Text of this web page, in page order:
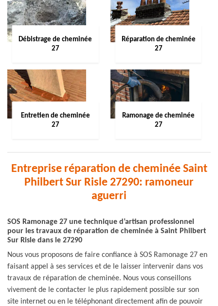
Débistrage de cheminée
27
Réparation de cheminée
27
Entretien de cheminée
27
Ramonage de cheminée
27
Entreprise réparation de cheminée Saint
Philbert Sur Risle 27290: ramoneur
aguerri
SOS Ramonage 27 une technique d’artisan professionnel
pour les travaux de réparation de cheminée à Saint Philbert
Sur Risle dans le 27290
Nous vous proposons de faire confiance à SOS Ramonage 27 en
faisant appel à ses services et de le laisser intervenir dans vos
travaux de réparation de cheminée. Nous vous conseillons
vivement de le contacter le plus rapidement possible sur son
site internet ou en le téléphonant directement afin de pouvoir